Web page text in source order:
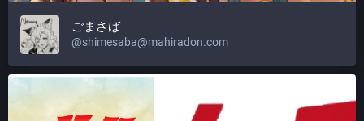
ごまさば
@shimesaba@mahiradon.com